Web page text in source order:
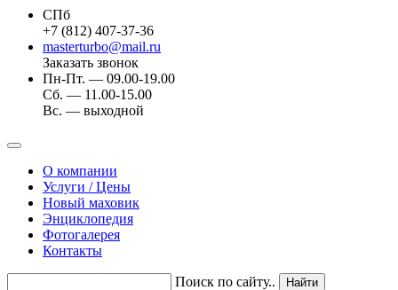
СПб
+7 (812) 407-37-36
masterturbo@mail.ru
Заказать звонок
Пн-Пт. — 09.00-19.00
Сб. — 11.00-15.00
Вс. — выходной
О компании
Услуги / Цены
Новый маховик
Энциклопедия
Фотогалерея
Контакты
Поиск по сайту..